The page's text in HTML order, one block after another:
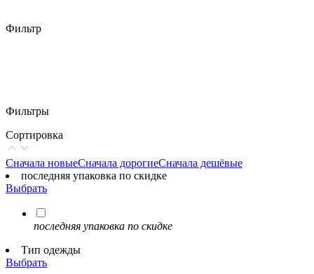
Фильтр
Фильтры
Сортировка
Сначала новыеСначала дорогиеСначала дешёвые
последняя упаковка по скидке
Выбрать
последняя упаковка по скидке
Тип одежды
Выбрать